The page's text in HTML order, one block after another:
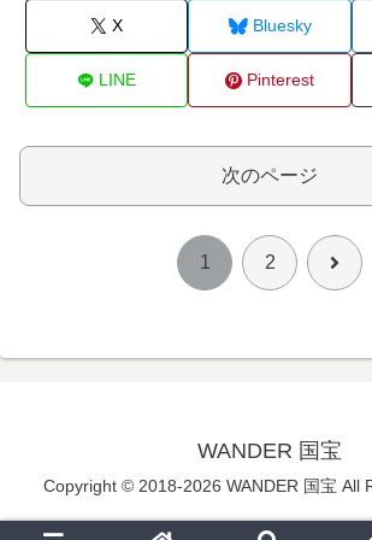
X Bluesky
LINE Pinterest
次のページ
1 2 次
WANDER 国宝
Copyright © 2018-2026 WANDER 国宝 All